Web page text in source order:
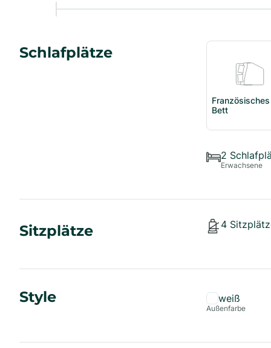
Schlafplätze
Französisches
Bett
2
Erwachsene
Sitzplätze 4
Style weiß
Außenfarbe